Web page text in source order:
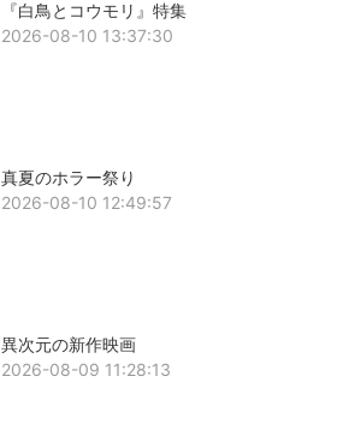
『白鳥とコウモリ』特集
2026-08-10 13:37:30
真夏のホラー祭り
2026-08-10 12:49:57
異次元の新作映画
2026-08-09 11:28:13